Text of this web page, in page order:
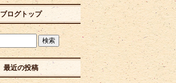
ブログトップ
最近の投稿